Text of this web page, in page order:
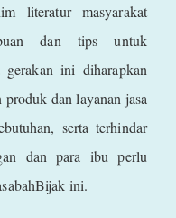
literatur masyarakat
dan tips untuk
gerakan ini diharapkan
produk dan layanan jasa
serta terhindar
dan para ibu perlu
ini.